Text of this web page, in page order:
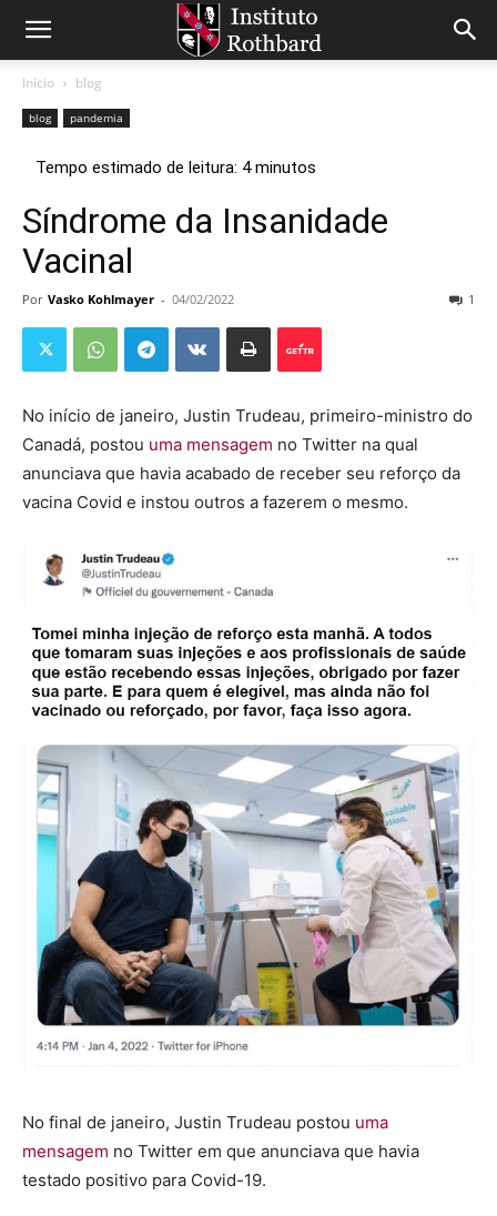
Início blog
blog pandemia
Síndrome da Insanidade
Vacinal
Por Vasko Kohlmayer - 04/02/2022 1
No início de janeiro, Justin Trudeau, primeiro-ministro do
Canadá, postou uma mensagem no Twitter na qual
anunciava que havia acabado de receber seu reforço da
vacina Covid e instou outros a fazerem o mesmo.
No final de janeiro, Justin Trudeau postou uma
mensagem no Twitter em que anunciava que havia
testado positivo para Covid-19.